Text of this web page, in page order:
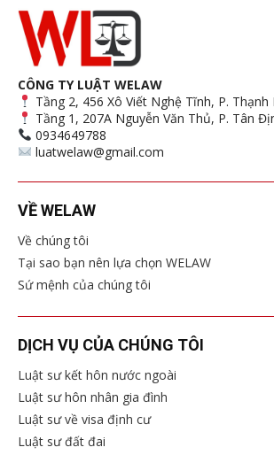
CÔNG TY LUẬT WELAW
Tầng 2, 456 Xô Viết Nghệ Tĩnh, P. Thạnh
Tầng 1, 207A Nguyễn Văn Thủ, P. Tân
0934649788
luatwelaw@gmail.com
VỀ WELAW
Về chúng tôi
Tại sao bạn nên lựa chọn WELAW
Sứ mệnh của chúng tôi
DỊCH VỤ CỦA CHÚNG TÔI
Luật sư kết hôn nước ngoài
Luật sư hôn nhân gia đình
Luật sư về visa định cư
Luật sư đất đai